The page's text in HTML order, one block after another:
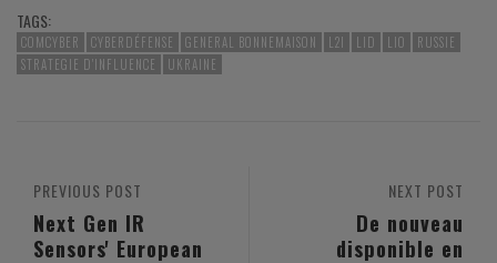
TAGS:
COMCYBER CYBERDÉFENSE GENERAL BONNEMAISON L2I LID LIO
RUSSIE
STRATEGIE D'INFLUENCE
UKRAINE
NEXT POST
De nouveau
disponible en
PREVIOUS POST
Next Gen IR
Sensors' European